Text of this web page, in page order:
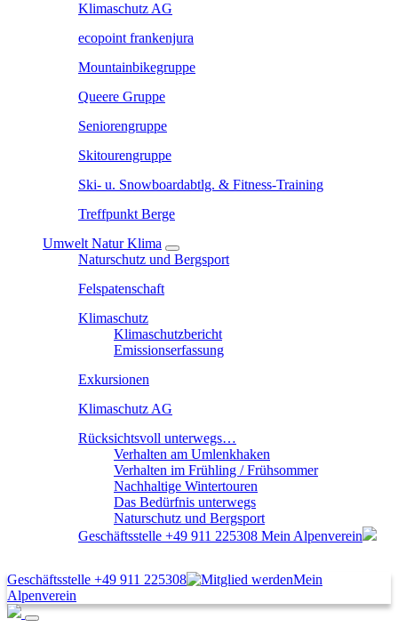
Klimaschutz AG
ecopoint frankenjura
Mountainbikegruppe
Queere Gruppe
Seniorengruppe
Skitourengruppe
Ski- u. Snowboardabtlg. & Fitness-Training
Treffpunkt Berge
Umwelt Natur Klima
Naturschutz und Bergsport
Felspatenschaft
Klimaschutz
Klimaschutzbericht
Emissionserfassung
Exkursionen
Klimaschutz AG
Rücksichtsvoll unterwegs…
Verhalten am Umlenkhaken
Verhalten im Frühling / Frühsommer
Nachhaltige Wintertouren
Das Bedürfnis unterwegs
Naturschutz und Bergsport
Geschäftsstelle +49 911 225308 Mein Alpenverein
Geschäftsstelle +49 911 225308
Mein
Alpenverein